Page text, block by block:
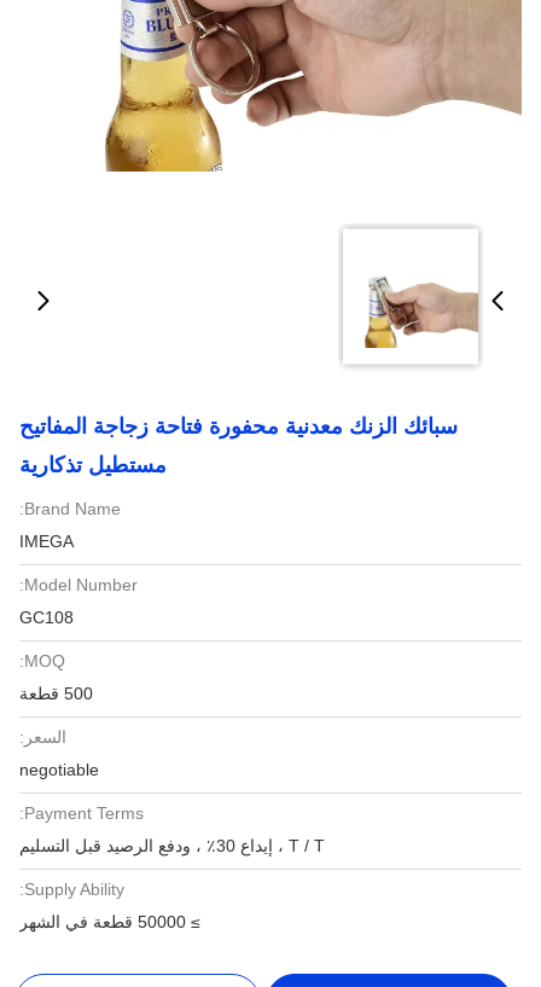
سبائك الزنك معدنية محفورة فتاحة زجاجة المفاتيح
مستطيل تذكارية
Brand Name:
IMEGA
Model Number:
GC108
MOQ:
500 قطعة
السعر:
negotiable
Payment Terms:
T / T ، إيداع 30٪ ، ودفع الرصيد قبل التسليم
Supply Ability:
≥ 50000 قطعة في الشهر